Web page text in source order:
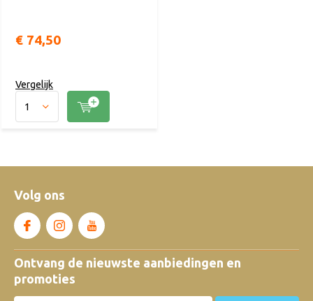
€ 74,50
Vergelijk
Volg ons
Ontvang de nieuwste aanbiedingen en
promoties